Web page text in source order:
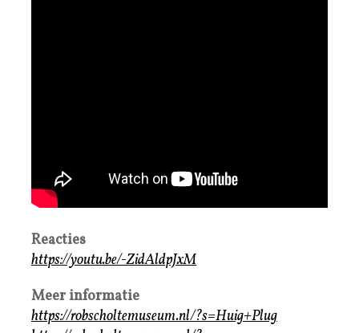
Reacties
https://youtu.be/-ZidAldpJxM
Meer informatie
https://robscholtemuseum.nl/?s=Huig+Plug